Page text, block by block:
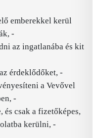
emberekkel kerül
-
az ingatlanába és kit
érdeklődőket, -
a Vevővel
-
és csak a fizetőképes,
kerülni, -